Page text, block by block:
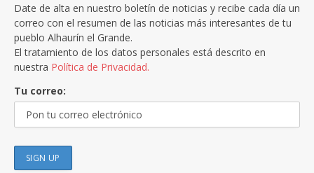
Date de alta en nuestro boletín de noticias y recibe cada día un
correo con el resumen de las noticias más interesantes de tu
pueblo Alhaurín el Grande.
El tratamiento de los datos personales está descrito en
nuestra Política de Privacidad.
Tu correo: